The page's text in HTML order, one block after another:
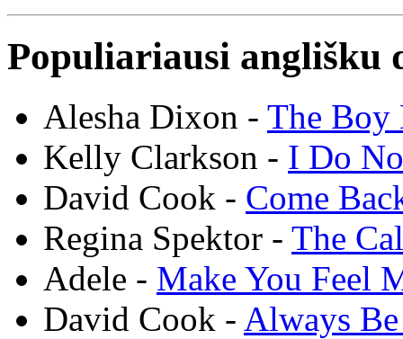
Populiariausi anglišku
Alesha Dixon - The Boy
Kelly Clarkson - I Do
David Cook - Come
Regina Spektor - The
Adele - Make You Feel
David Cook - Always